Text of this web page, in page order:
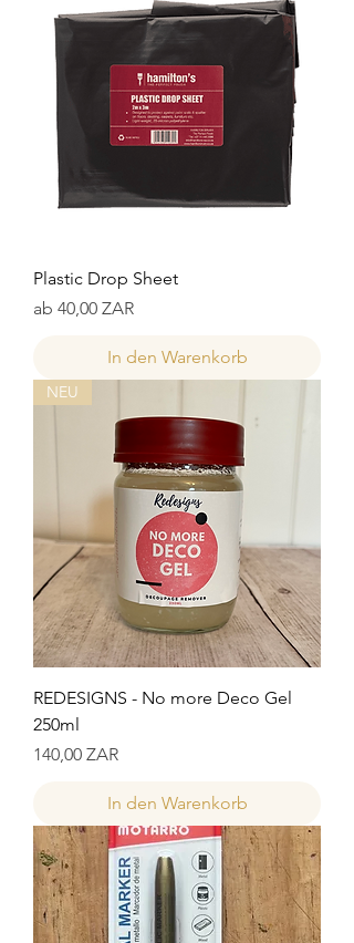
Plastic Drop Sheet
ab 40,00 ZAR
Sale-Preis
In den Warenkorb
NEU
REDESIGNS - No more Deco Gel
250ml
Preis
140,00 ZAR
In den Warenkorb